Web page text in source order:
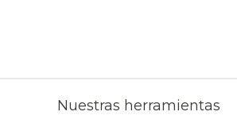
Nuestras herramientas